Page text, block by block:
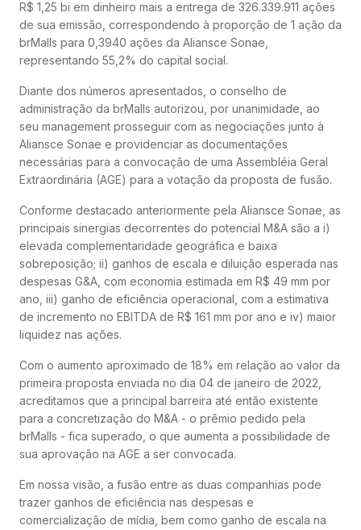
R$ 1,25 bi em dinheiro mais a entrega de 326.339.911 ações
de sua emissão, correspondendo à proporção de 1 ação da
brMalls para 0,3940 ações da Aliansce Sonae,
representando 55,2% do capital social.
Diante dos números apresentados, o conselho de
administração da brMalls autorizou, por unanimidade, ao
seu management prosseguir com as negociações junto à
Aliansce Sonae e providenciar as documentações
necessárias para a convocação de uma Assembléia Geral
Extraordinária (AGE) para a votação da proposta de fusão.
Conforme destacado anteriormente pela Aliansce Sonae, as
principais sinergias decorrentes do potencial M&A são a i)
elevada complementaridade geográfica e baixa
sobreposição; ii) ganhos de escala e diluição esperada nas
despesas G&A, com economia estimada em R$ 49 mm por
ano, iii) ganho de eficiência operacional, com a estimativa
de incremento no EBITDA de R$ 161 mm por ano e iv) maior
liquidez nas ações.
Com o aumento aproximado de 18% em relação ao valor da
primeira proposta enviada no dia 04 de janeiro de 2022,
acreditamos que a principal barreira até então existente
para a concretização do M&A - o prêmio pedido pela
brMalls - fica superado, o que aumenta a possibilidade de
sua aprovação na AGE a ser convocada.
Em nossa visão, a fusão entre as duas companhias pode
trazer ganhos de eficiência nas despesas e
comercialização de mídia, bem como ganho de escala na